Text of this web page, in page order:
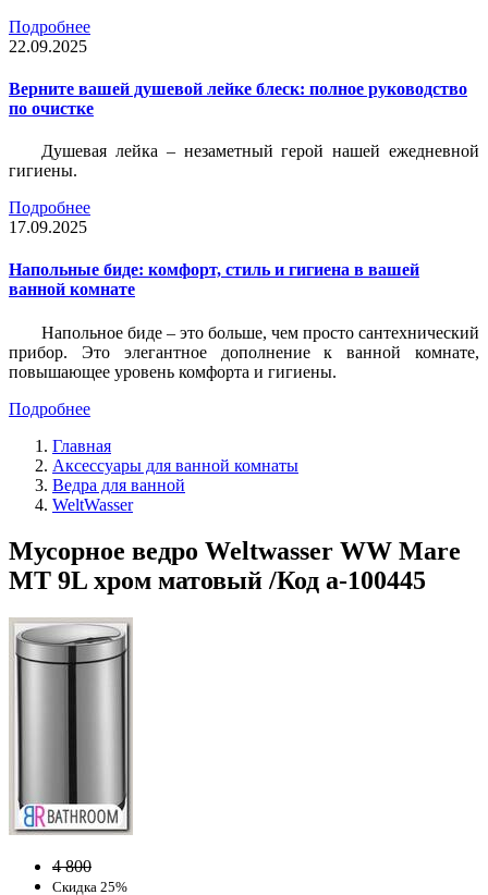
Подробнее
22.09.2025
Верните вашей душевой лейке блеск: полное руководство
по очистке
Душевая лейка – незаметный герой нашей ежедневной
гигиены.
Подробнее
17.09.2025
Напольные биде: комфорт, стиль и гигиена в вашей
ванной комнате
Напольное биде – это больше, чем просто сантехнический
прибор. Это элегантное дополнение к ванной комнате,
повышающее уровень комфорта и гигиены.
Подробнее
Главная
Аксессуары для ванной комнаты
Ведра для ванной
WeltWasser
Мусорное ведро Weltwasser WW Mare
MT 9L хром матовый /Код a-100445
4 800
Скидка 25%